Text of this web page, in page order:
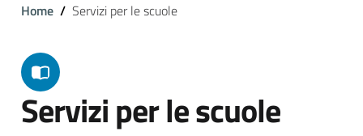
Home Servizi per le scuole
Servizi per le scuole